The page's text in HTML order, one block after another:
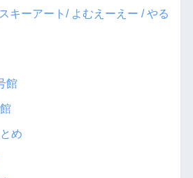
キーアート/ よむえーえー / やる
館
め